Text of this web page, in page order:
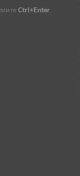
Ctrl+Enter.